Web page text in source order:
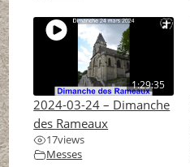
1:29:35
2024-03-24 – Dimanche
des Rameaux
17views
Messes